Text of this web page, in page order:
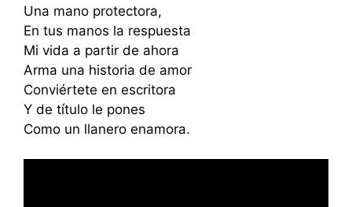
Una mano protectora,
En tus manos la respuesta
Mi vida a partir de ahora
Arma una historia de amor
Conviértete en escritora
Y de título le pones
Como un llanero enamora.